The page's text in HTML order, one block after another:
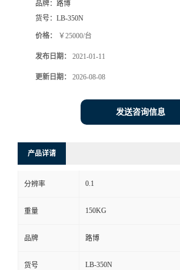
系
品牌： 路博
货号： LB-350N
价格： ￥25000/台
发布日期： 2021-01-11
更新日期： 2026-08-08
发送咨询信息
产品详请
分辨率 0.1
重量 150KG
品牌 路博
货号 LB-350N